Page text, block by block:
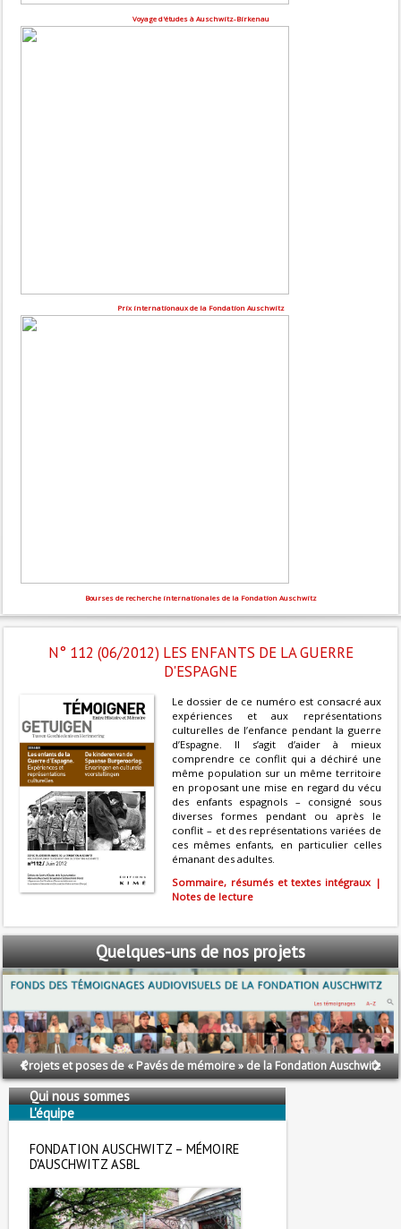
Voyage d'études à Auschwitz-Birkenau
Prix internationaux de la Fondation Auschwitz
Bourses de recherche internationales de la Fondation Auschwitz
N° 112 (06/2012) LES ENFANTS DE LA GUERRE
D'ESPAGNE
Le dossier de ce numéro est consacré aux
expériences et aux représentations
culturelles de l’enfance pendant la guerre
d’Espagne. Il s’agit d’aider à mieux
comprendre ce conflit qui a déchiré une
même population sur un même territoire
en proposant une mise en regard du vécu
des enfants espagnols – consigné sous
diverses formes pendant ou après le
conflit – et des représentations variées de
ces mêmes enfants, en particulier celles
émanant des adultes.
Sommaire, résumés et textes intégraux |
Notes de lecture
Quelques-unsde nos projets
Projets et poses de « Pavés de mémoire » de la Fondation Auschwitz
Qui nous sommes
L'équipe
FONDATION AUSCHWITZ – MÉMOIRE
D'AUSCHWITZ ASBL